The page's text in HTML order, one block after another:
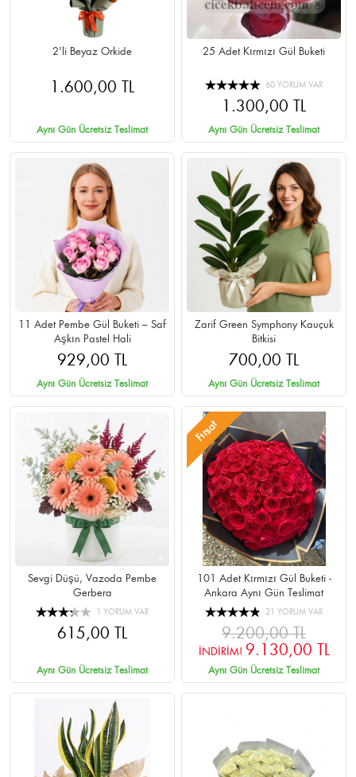
2'li Beyaz Orkide
1.600,00 TL
Aynı Gün Ücretsiz Teslimat
25 Adet Kırmızı Gül Buketi
60 YORUM VAR
1.300,00 TL
Aynı Gün Ücretsiz Teslimat
11 Adet Pembe Gül Buketi – Saf
Aşkın Pastel Hali
929,00 TL
Aynı Gün Ücretsiz Teslimat
Zarif Green Symphony Kauçuk
Bitkisi
700,00 TL
Aynı Gün Ücretsiz Teslimat
Sevgi Düşü, Vazoda Pembe
Gerbera
1 YORUM VAR
615,00 TL
Aynı Gün Ücretsiz Teslimat
Fırsat
101 Adet Kırmızı Gül Buketi -
Ankara Aynı Gün Teslimat
21 YORUM VAR
9.200,00 TL
İNDİRİM! 9.130,00 TL
Aynı Gün Ücretsiz Teslimat